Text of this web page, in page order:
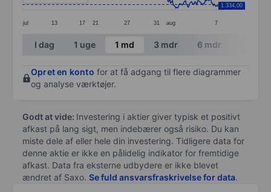
jul 13 17 21 27 31 aug 7
1.334,00
End of interactive chart.
I dag 1 uge 1 md 3 mdr 6 mdr
Opret en konto for at få adgang til flere diagrammer
og analyse værktøjer.
Godt at vide: Investering i aktier giver typisk et positivt
afkast på lang sigt, men indebærer også risiko. Du kan
miste dele af eller hele din investering. Tidligere data for
denne aktie er ikke en pålidelig indikator for fremtidige
afkast. Data fra eksterne udbydere er ikke blevet
ændret af Saxo. Se fuld ansvarsfraskrivelse for data.